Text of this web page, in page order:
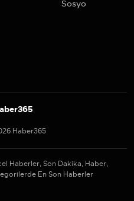
Sosyo
Haber365
Haberler, Son Dakika, Haber,
En Son Haberler